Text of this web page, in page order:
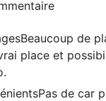
Beaucoup de
place et
Pas de car